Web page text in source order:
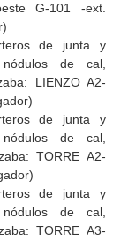
G-101 -ext.
de junta y
de cal,
LIENZO A2-
de junta y
de cal,
TORRE A2-
de junta y
de cal,
TORRE A3-